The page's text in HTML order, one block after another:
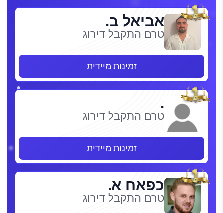
אביאל ב.
טרם התקבל דירוג
זמינות מיידית
.
טרם התקבל דירוג
זמינות מיידית
כפאח א.
טרם התקבל דירוג